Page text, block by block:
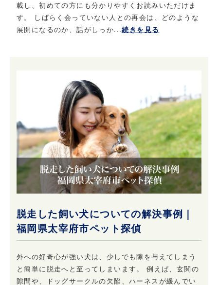
載し、初めての方にも分かりやすくお読みいただけま
す。 しばらく会っていない人との再会は、どのような
展開になるのか、話がしっか...続きを見る
脱走した飼い犬についての解決事例｜
福岡県太宰府市ペット探偵
外への好奇心が強い犬は、少しでも隙を与えてしまう
と簡単に脱走へと至ってしまいます。 例えば、玄関の
隙間や、ドッグサークルの欠陥、ハーネスが緩んでい